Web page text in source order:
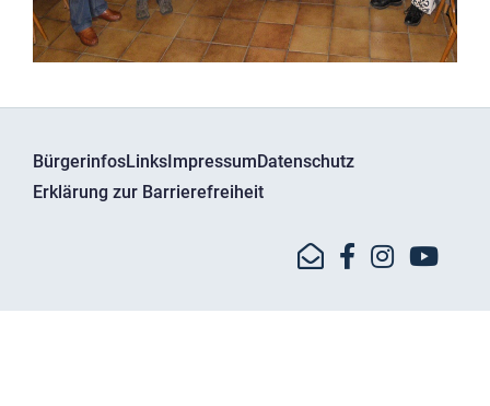
BürgerinfosLinksImpressumDatenschutz
Erklärung zur Barrierefreiheit